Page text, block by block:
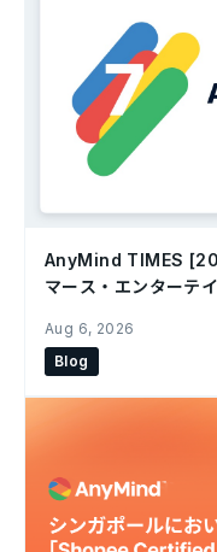
AnyMind TIMES
マース・エンターテ
Aug 6, 2026
Blog